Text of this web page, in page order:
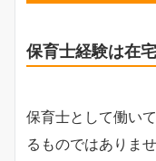
保育士経験は在
保育士として働い
るものではありませ